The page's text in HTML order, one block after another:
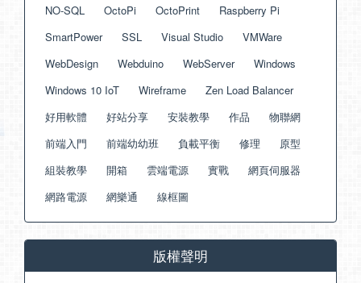
NO-SQL
OctoPi OctoPrint
Raspberry Pi
SmartPower
SSL Visual Studio
VMWare
WebDesign
Webduino WebServer
Windows
Windows 10 IoT
Wireframe
Zen Load Balancer
好用軟體
好站分享 安裝教學 作品
物聯網
前端入門
前端幼幼班 負載平衡 修理
原型
組裝教學
開箱 雲端電源 實戰
網頁伺服器
網路電源
網樂通 線框圖
版權聲明